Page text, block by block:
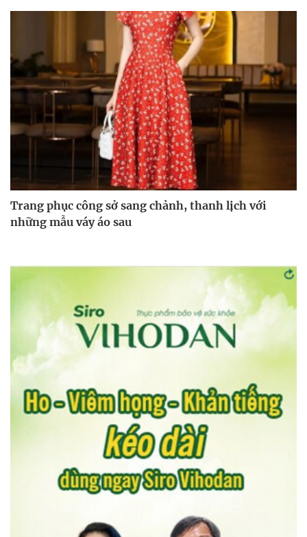
Trang phục công sở sang chảnh, thanh lịch với
những mẫu váy áo sau